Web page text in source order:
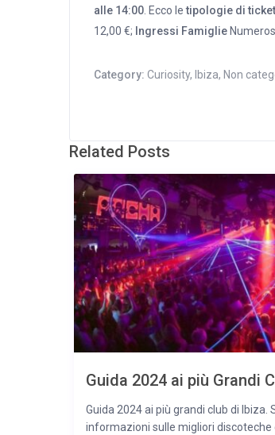
alle 14:00. Ecco letipologie di ticket
12,00 €; Ingressi Famiglie
Category: Curiosity, Ibiza, Non
Related Posts
Guida 2024 ai più Grandi
Guida 2024 ai più grandi club di Ibiza.
informazioni sulle migliori discoteche